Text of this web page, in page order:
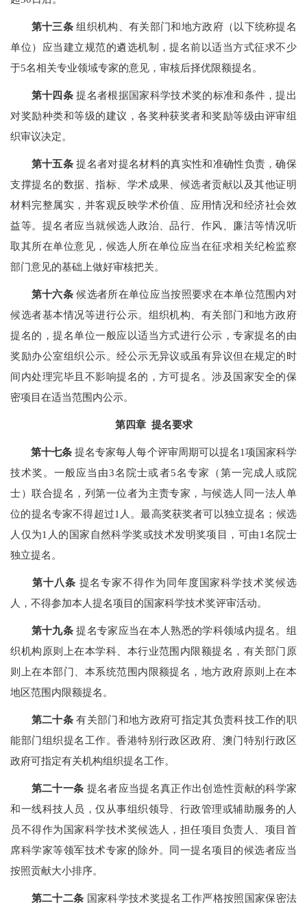
第十三条 组织机构、有关部门和地方政府（以下统称提名
单位）应当建立规范的遴选机制，提名前以适当方式征求不少
于5名相关专业领域专家的意见，审核后择优限额提名。
第十四条 提名者根据国家科学技术奖的标准和条件，提出
对奖励种类和等级的建议，各奖种获奖者和奖励等级由评审组
织审议决定。
第十五条 提名者对提名材料的真实性和准确性负责，确保
支撑提名的数据、指标、学术成果、候选者贡献以及其他证明
材料完整属实，并客观反映学术价值、应用情况和经济社会效
益等。提名者应当就候选人政治、品行、作风、廉洁等情况听
取其所在单位意见，候选人所在单位应当在征求相关纪检监察
部门意见的基础上做好审核把关。
第十六条 候选者所在单位应当按照要求在本单位范围内对
候选者基本情况等进行公示。组织机构、有关部门和地方政府
提名的，提名单位一般应以适当方式进行公示，专家提名的由
奖励办公室组织公示。经公示无异议或虽有异议但在规定的时
间内处理完毕且不影响提名的，方可提名。涉及国家安全的保
密项目在适当范围内公示。
第四章 提名要求
第十七条 提名专家每人每个评审周期可以提名1项国家科学
技术奖。一般应当由3名院士或者5名专家（第一完成人或院
士）联合提名，列第一位者为主责专家，与候选人同一法人单
位的提名专家不得超过1人。最高奖获奖者可以独立提名；候选
人仅为1人的国家自然科学奖或技术发明奖项目，可由1名院士
独立提名。
第十八条 提名专家不得作为同年度国家科学技术奖候选
人，不得参加本人提名项目的国家科学技术奖评审活动。
第十九条 提名专家应当在本人熟悉的学科领域内提名。组
织机构原则上在本学科、本行业范围内限额提名，有关部门原
则上在本部门、本系统范围内限额提名，地方政府原则上在本
地区范围内限额提名。
第二十条 有关部门和地方政府可指定其负责科技工作的职
能部门组织提名工作。香港特别行政区政府、澳门特别行政区
政府可指定有关机构组织提名工作。
第二十一条 提名者应当提名真正作出创造性贡献的科学家
和一线科技人员，仅从事组织领导、行政管理或辅助服务的人
员不得作为国家科学技术奖候选人，担任项目负责人、项目首
席科学家等领军技术专家的除外。同一提名项目的候选者应当
按照贡献大小排序。
第二十二条 国家科学技术奖提名工作严格按照国家保密法